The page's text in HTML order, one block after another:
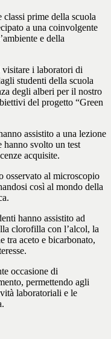
prime della scuola
a una coinvolgente
e della
i laboratori di
studenti della scuola
degli alberi per il nostro
del progetto “Green
assistito a una lezione
hanno svolto un test
acquisite.
osservato al microscopio
così al mondo della
hanno assistito ad
clorofilla con l’alcol, la
tra aceto e bicarbonato,
occasione di
permettendo agli
laboratoriali e le